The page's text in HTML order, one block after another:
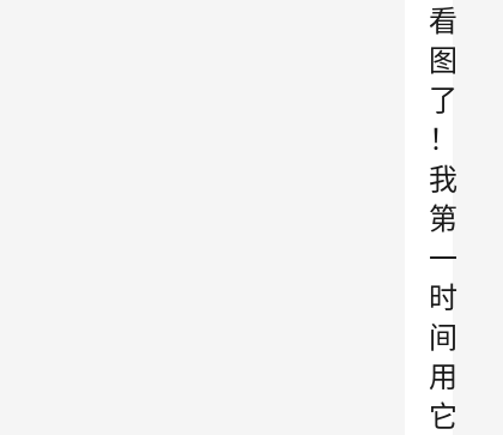
看
图
了
！
我
第
一
时
间
用
它